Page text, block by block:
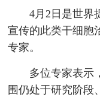
4月2日是世界
宣传的此类干细胞
专家。
多位专家表示
围仍处于研究阶段